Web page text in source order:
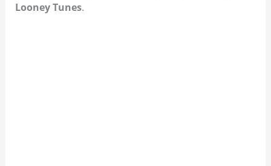
Looney Tunes.